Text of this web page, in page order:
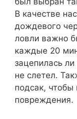
В качестве
дождевого
ловли важно
каждые 20
зацепилась
не слетел.
подсак,
повреждения.